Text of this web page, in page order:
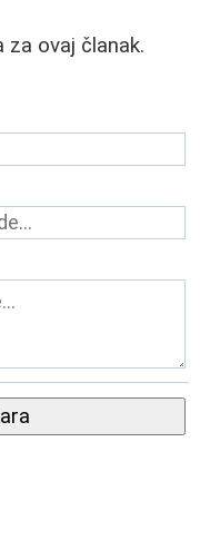
ovaj članak.